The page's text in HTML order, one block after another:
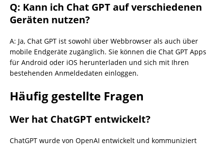
Q: Kann ich Chat GPT auf verschiedenen
Geräten nutzen?
A: Ja, Chat GPT ist sowohl über Webbrowser als auch über
mobile Endgeräte zugänglich. Sie können die Chat GPT Apps
für Android oder iOS herunterladen und sich mit Ihren
bestehenden Anmeldedaten einloggen.
Häufig gestellte Fragen
Wer hat ChatGPT entwickelt?
ChatGPT wurde von OpenAI entwickelt und kommuniziert